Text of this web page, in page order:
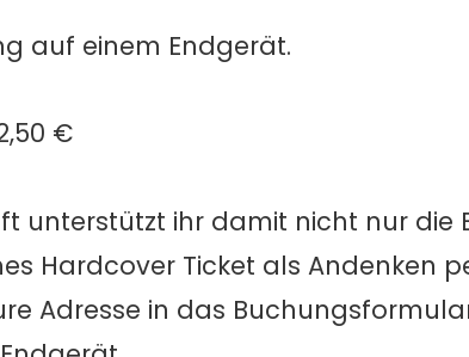
auf einem Endgerät.
€
unterstützt ihr damit nicht nur die
Hardcover Ticket als Andenken
Adresse in das